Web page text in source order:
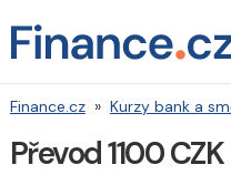
Finance.cz » Kurzy bank a
Převod 1100